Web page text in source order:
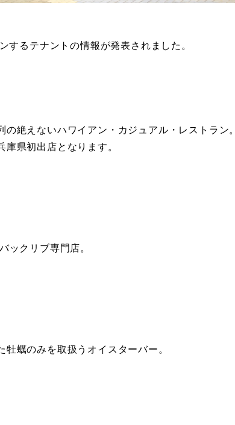
するテナントの情報が発表されました。
絶えないハワイアン・カジュアル・レストラン。
県初出店となります。
ックリブ専門店。
蠣のみを取扱うオイスターバー。